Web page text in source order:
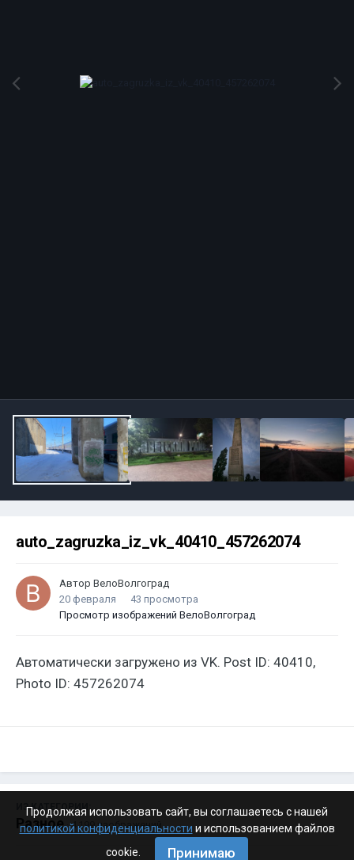
auto_zagruzka_iz_vk_40410_457262074
Автор ВелоВолгоград
20 февраля
43 просмотра
Просмотр изображений ВелоВолгоград
Автоматически загружено из VK. Post ID: 40410,
Photo ID: 457262074
ИЗ КАТЕГОРИИ:
Разное · 4 199 изображений
Продолжая использовать сайт, вы соглашаетесь с нашей
политикой конфиденциальности и использованием файлов
cookie.
Принимаю